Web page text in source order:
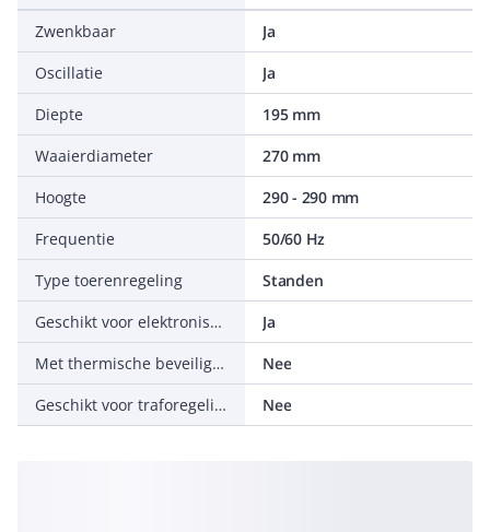
Zwenkbaar
Ja
Oscillatie
Ja
Diepte
195 mm
Waaierdiameter
270 mm
Hoogte
290 - 290 mm
Frequentie
50/60 Hz
Type toerenregeling
Standen
Geschikt voor elektronische regeling
Ja
Met thermische beveiliging
Nee
Geschikt voor traforegeling
Nee